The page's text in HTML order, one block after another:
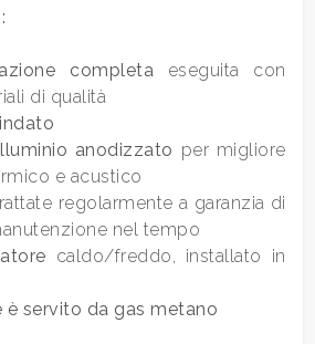
completa eseguita con
di qualità
anodizzato per migliore
e acustico
regolarmente a garanzia di
nel tempo
caldo/freddo, installato in
è servito da gas metano